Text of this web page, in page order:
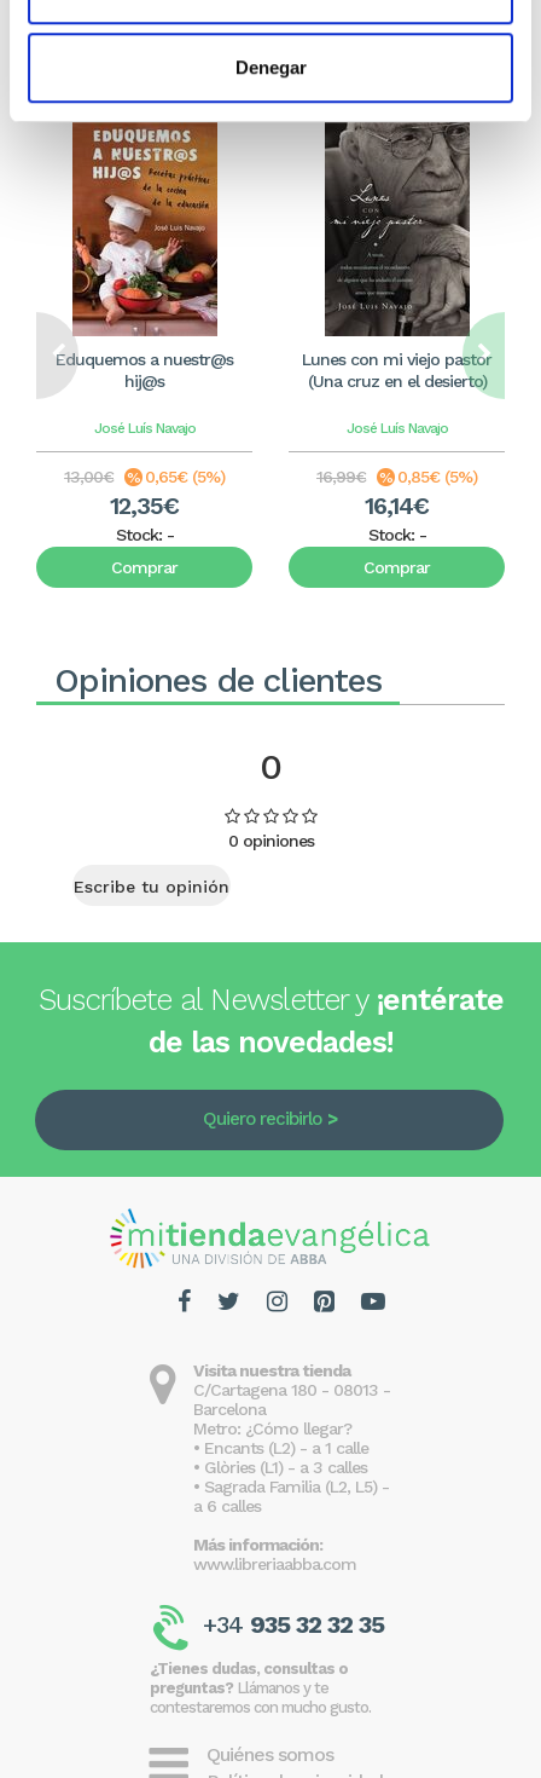
Denegar
Otros títulos del autor
Eduquemos a nuestr@s
hij@s
José Luís Navajo
13,00€ 0,65€ (5%)
12,35€
Stock: -
Comprar
Lunes con mi viejo pastor
(Una cruz en el desierto)
José Luís Navajo
16,99€ 0,85€ (5%)
16,14€
Stock: -
Comprar
Opiniones de clientes
0
0 opiniones
Escribe tu opinión
Suscríbete al Newsletter y ¡entérate
de las novedades!
Quiero recibirlo
Visita nuestra tienda
C/Cartagena 180 - 08013 -
Barcelona
Metro: ¿Cómo llegar?
• Encants (L2) - a 1 calle
• Glòries (L1) - a 3 calles
• Sagrada Familia (L2, L5) -
a 6 calles
Más información:
www.libreriaabba.com
+34 935 32 32 35
¿Tienes dudas, consultas o
preguntas? Llámanos y te
contestaremos con mucho gusto.
Quiénes somos